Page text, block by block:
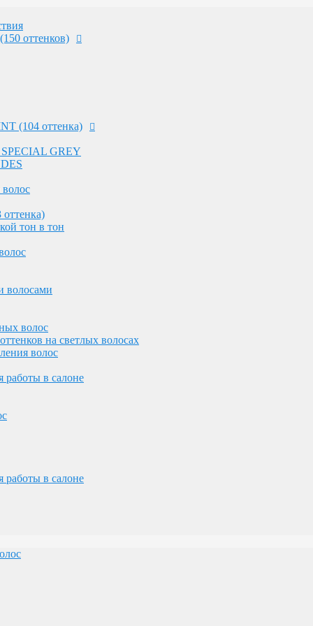
тон в тон
волос
на светлых волосах
волос
в салоне
в салоне
оттенков)
(104 оттенка)
SPECIAL GREY
тон в тон
волосами
волос
на светлых волосах
волос
работы в салоне
работы в салоне